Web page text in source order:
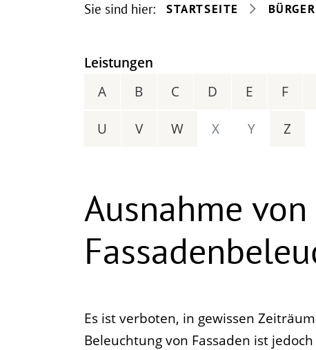
Sie sind hier: STARTSEITE
Leistungen
A
B C D E F
U V W X Y Z
Ausnahme
Es ist verboten, in gewissen
Beleuchtung von Fassaden ist